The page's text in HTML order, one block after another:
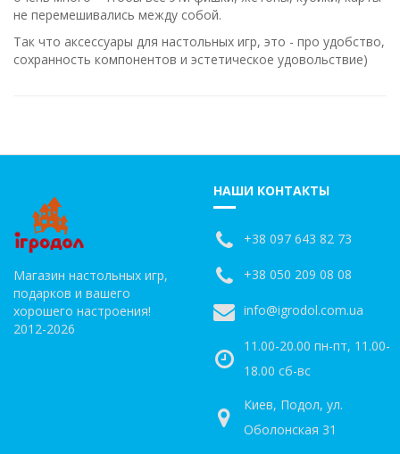
не перемешивались между собой.
Так что аксессуары для настольных игр, это - про удобство,
сохранность компонентов и эстетическое удовольствие)
Магазин настольных игр,
подарков и вашего
хорошего настроения!
2012-2026
НАШИ КОНТАКТЫ
+38 097 643 82 73
+38 050 209 08 08
info@igrodol.com.ua
11.00-20.00 пн-пт, 11.00-
18.00 сб-вс
Киев, Подол, ул.
Оболонская 31